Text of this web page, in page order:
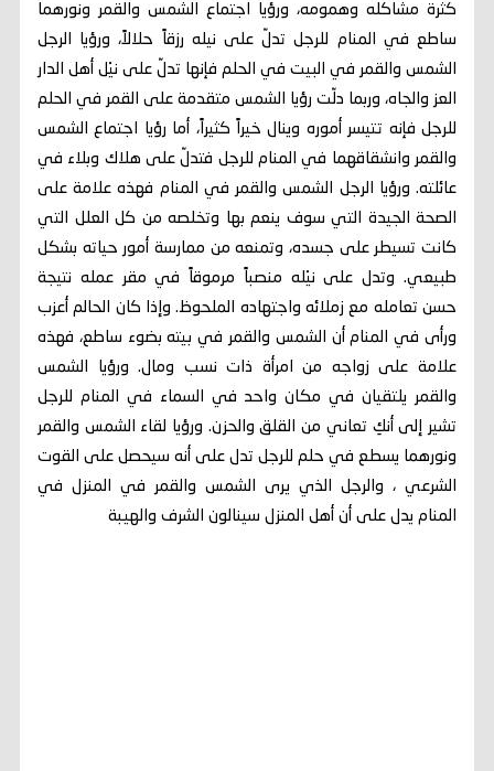
كثرة مشاكله وهمومه، ورؤيا اجتماع الشمس والقمر ونورهما
ساطع في المنام للرجل تدلّ على نيله رزقاً حلالاً، ورؤيا الرجل
الشمس والقمر في البيت في الحلم فإنها تدلّ على نيْل أهل الدار
العز والجاه، وربما دلّت رؤيا الشمس متقدمة على القمر في الحلم
للرجل فإنه تتيسر أموره وينال خيراً كثيراً، أما رؤيا اجتماع الشمس
والقمر وانشقاقهما في المنام للرجل فتدلّ على هلاك وبلاء في
عائلته. ورؤيا الرجل الشمس والقمر في المنام فهذه علامة على
الصحة الجيدة التي سوف ينعم بها وتخلصه من كل العلل التي
كانت تسيطر على جسده، وتمنعه من ممارسة أمور حياته بشكل
طبيعي. وتدل على نيْله منصباً مرموقاً في مقر عمله نتيجة
حسن تعامله مع زملائه واجتهاده الملحوظ. وإذا كان الحالم أعزب
ورأى في المنام أن الشمس والقمر في بيته بضوء ساطع، فهذه
علامة على زواجه من امرأة ذات نسب ومال. ورؤيا الشمس
والقمر يلتقيان في مكان واحد في السماء في المنام للرجل
تشير إلى أنكِ تعاني من القلق والحزن. ورؤيا لقاء الشمس والقمر
ونورهما يسطع في حلم للرجل تدل على أنه سيحصل على القوت
الشرعي ، والرجل الذي يرى الشمس والقمر في المنزل في
المنام يدل على أن أهل المنزل سينالون الشرف والهيبة